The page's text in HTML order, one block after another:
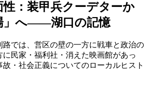
性：装甲兵クーデターか
」へ——湖口の記憶
路では、営区の壁の一方に戦車と政治の
に民家・福利社・消えた映画館があっ
・社会正義についてのローカルヒスト